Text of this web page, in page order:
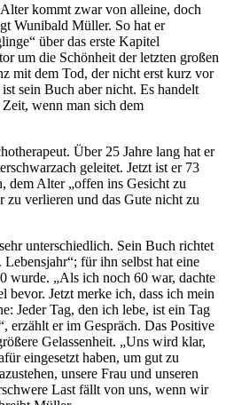
kommt zwar von alleine, doch
Wunibald Müller. So hat er
über das erste Kapitel
um die Schönheit der letzten großen
mit dem Tod, der nicht erst kurz vor
sein Buch aber nicht. Es handelt
wenn man sich dem
Über 25 Jahre lang hat er
geleitet. Jetzt ist er 73
dem Alter „offen ins Gesicht zu
zu verlieren und das Gute nicht zu
unterschiedlich. Sein Buch richtet
Lebensjahr“; für ihn selbst hat eine
wurde. „Als ich noch 60 war, dachte
bevor. Jetzt merke ich, dass ich mein
Jeder Tag, den ich lebe, ist ein Tag
erzählt er im Gespräch. Das Positive
Gelassenheit. „Uns wird klar,
eingesetzt haben, um gut zu
unsere Frau und unseren
Last fällt von uns, wenn wir